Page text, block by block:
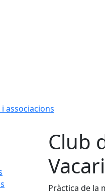
associacions
Club
Pràctica de la